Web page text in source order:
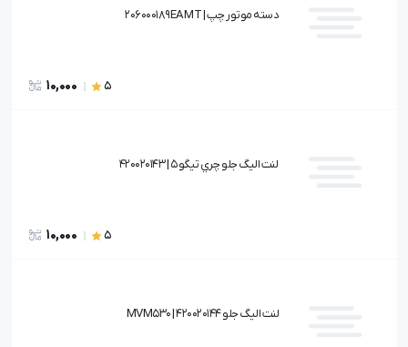
دسته موتور چپ | 206000189EA MT
5
10,000
لنت اليگ جلو چري تيگو 5 | 420020143
5
10,000
لنت اليگ جلو MVM530 | 420020144